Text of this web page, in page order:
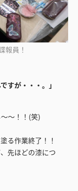
報員！
すが・・・。」
～！！(笑)
る作業終了！！
先ほどの漆につ